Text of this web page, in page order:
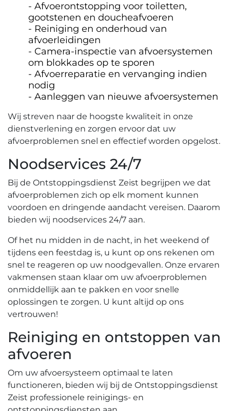
Afvoerontstopping voor toiletten‚
gootstenen en doucheafvoeren
Reiniging en onderhoud van
afvoerleidingen
Camera-inspectie van afvoersystemen
om blokkades op te sporen
Afvoerreparatie en vervanging indien
nodig
Aanleggen van nieuwe afvoersystemen
Wij streven naar de hoogste kwaliteit in onze
dienstverlening en zorgen ervoor dat uw
afvoerproblemen snel en effectief worden opgelost.​
Noodservices 24/7
Bij de Ontstoppingsdienst Zeist begrijpen we dat
afvoerproblemen zich op elk moment kunnen
voordoen en dringende aandacht vereisen.​ Daarom
bieden wij noodservices 24/7 aan.​
Of het nu midden in de nacht‚ in het weekend of
tijdens een feestdag is‚ u kunt op ons rekenen om
snel te reageren op uw noodgevallen.​ Onze ervaren
vakmensen staan klaar om uw afvoerproblemen
onmiddellijk aan te pakken en voor snelle
oplossingen te zorgen.​ U kunt altijd op ons
vertrouwen!​
Reiniging en ontstoppen van
afvoeren
Om uw afvoersysteem optimaal te laten
functioneren‚ bieden wij bij de Ontstoppingsdienst
Zeist professionele reinigings- en